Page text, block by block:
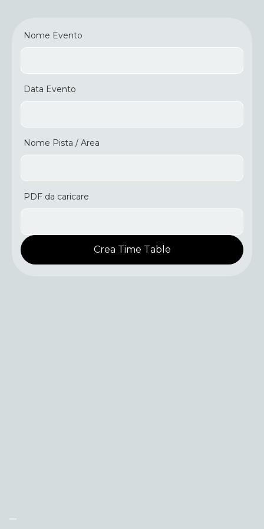
Nome Evento
Data Evento
Nome Pista / Area
PDF da caricare
Crea Time Table